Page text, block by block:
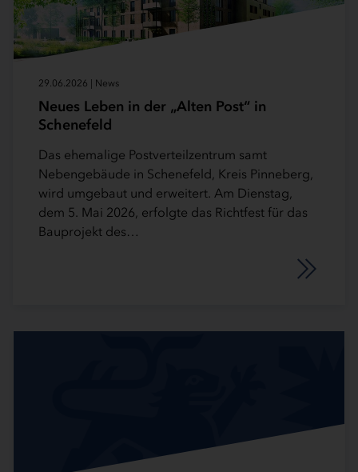
29.06.2026 | News
Neues Leben in der „Alten Post“ in
Schenefeld
Das ehemalige Postverteilzentrum samt
Nebengebäude in Schenefeld, Kreis Pinneberg,
wird umgebaut und erweitert. Am Dienstag,
dem 5. Mai 2026, erfolgte das Richtfest für das
Bauprojekt des…